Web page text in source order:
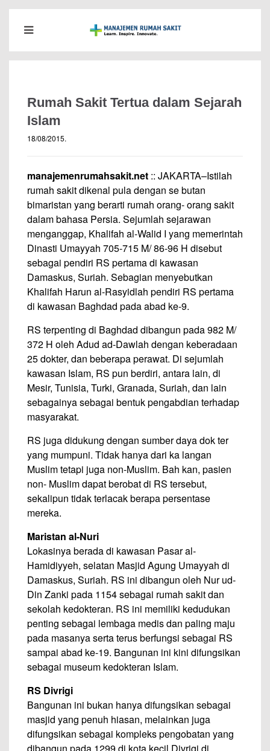
Rumah Sakit Tertua dalam Sejarah
Islam
18/08/2015.
manajemenrumahsakit.net :: JAKARTA–Istilah
rumah sakit dikenal pula dengan se butan
bimaristan yang berarti rumah orang- orang sakit
dalam bahasa Persia. Sejumlah sejarawan
menganggap, Khalifah al-Walid I yang memerintah
Dinasti Umayyah 705-715 M/ 86-96 H disebut
sebagai pendiri RS pertama di kawasan
Damaskus, Suriah. Sebagian menyebutkan
Khalifah Harun al-Rasyidlah pendiri RS pertama
di kawasan Baghdad pada abad ke-9.
RS terpenting di Baghdad dibangun pada 982 M/
372 H oleh Adud ad-Dawlah dengan keberadaan
25 dokter, dan beberapa perawat. Di sejumlah
kawasan Islam, RS pun berdiri, antara lain, di
Mesir, Tunisia, Turki, Granada, Suriah, dan lain
sebagainya sebagai bentuk pengabdian terhadap
masyarakat.
RS juga didukung dengan sumber daya dok ter
yang mumpuni. Tidak hanya dari ka langan
Muslim tetapi juga non-Muslim. Bah kan, pasien
non- Muslim dapat berobat di RS tersebut,
sekalipun tidak terlacak berapa persentase
mereka.
Maristan al-Nuri
Lokasinya berada di kawasan Pasar al-
Hamidiyyeh, selatan Masjid Agung Umayyah di
Damaskus, Suriah. RS ini dibangun oleh Nur ud-
Din Zanki pada 1154 sebagai rumah sakit dan
sekolah kedokteran. RS ini memiliki kedudukan
penting sebagai lembaga medis dan paling maju
pada masanya serta terus berfungsi sebagai RS
sampai abad ke-19. Bangunan ini kini difungsikan
sebagai museum kedokteran Islam.
RS Divrigi
Bangunan ini bukan hanya difungsikan sebagai
masjid yang penuh hiasan, melainkan juga
difungsikan sebagai kompleks pengobatan yang